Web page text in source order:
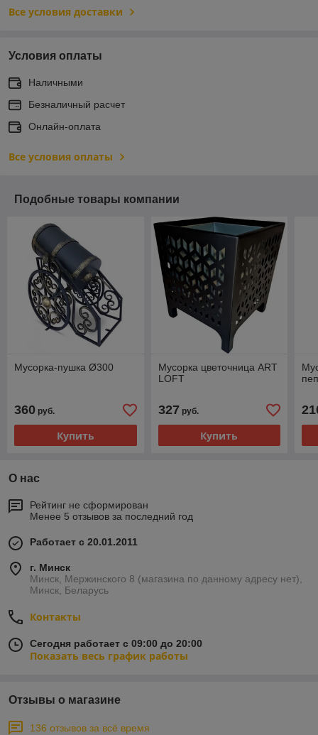
Все условия доставки
Условия оплаты
Наличными
Безналичный расчет
Онлайн-оплата
Все условия оплаты
Подобные товары компании
Мусорка-пушка Ø300
360 руб.
Купить
Мусорка цветочница ART
LOFT
327 руб.
Купить
О нас
Рейтинг не сформирован
Менее 5 отзывов за последний год
Работает с 20.01.2011
г. Минск
Минск, Мержинского 8 (магазина по данному адресу нет),
Минск, Беларусь
Контакты
Сегодня работает с 09:00 до 20:00
Показать весь график работы
Отзывы о магазине
136 отзывов за всё время